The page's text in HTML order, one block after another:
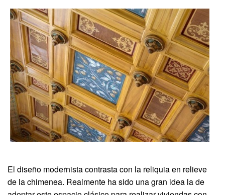
El diseño modernista contrasta con la reliquia en relieve
de la chimenea. Realmente ha sido una gran idea la de